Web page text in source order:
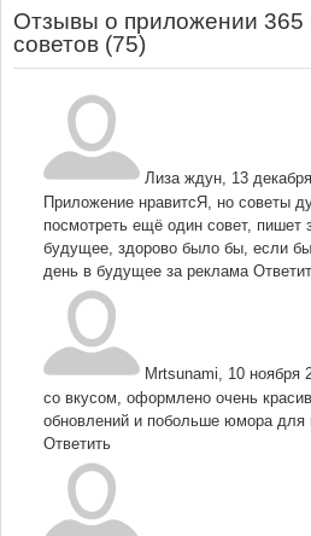
Отзывы о приложении
советов (75)
Лиза ждун, 13
Приложение нравитсЯ, но советы
посмотреть ещё один совет, пишет
будущее, здорово было бы, если
день в будущее за реклама
Mrtsunami, 10 ноября
со вкусом, оформлено очень
обновлений и побольше юмора для
Ответить